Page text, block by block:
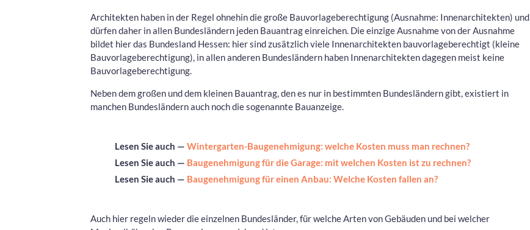
Architekten haben in der Regel ohnehin die große Bauvorlageberechtigung (Ausnahme: Innenarchitekten) und
dürfen daher in allen Bundesländern jeden Bauantrag einreichen. Die einzige Ausnahme von der Ausnahme
bildet hier das Bundesland Hessen: hier sind zusätzlich viele Innenarchitekten bauvorlageberechtigt (kleine
Bauvorlageberechtigung), in allen anderen Bundesländern haben Innenarchitekten dagegen meist keine
Bauvorlageberechtigung.
Neben dem großen und dem kleinen Bauantrag, den es nur in bestimmten Bundesländern gibt, existiert in
manchen Bundesländern auch noch die sogenannte Bauanzeige.
Lesen Sie auch — Wintergarten-Baugenehmigung: welche Kosten muss man rechnen?
Lesen Sie auch — Baugenehmigung für die Garage: mit welchen Kosten ist zu rechnen?
Lesen Sie auch — Baugenehmigung für einen Anbau: Welche Kosten fallen an?
Auch hier regeln wieder die einzelnen Bundesländer, für welche Arten von Gebäuden und bei welcher